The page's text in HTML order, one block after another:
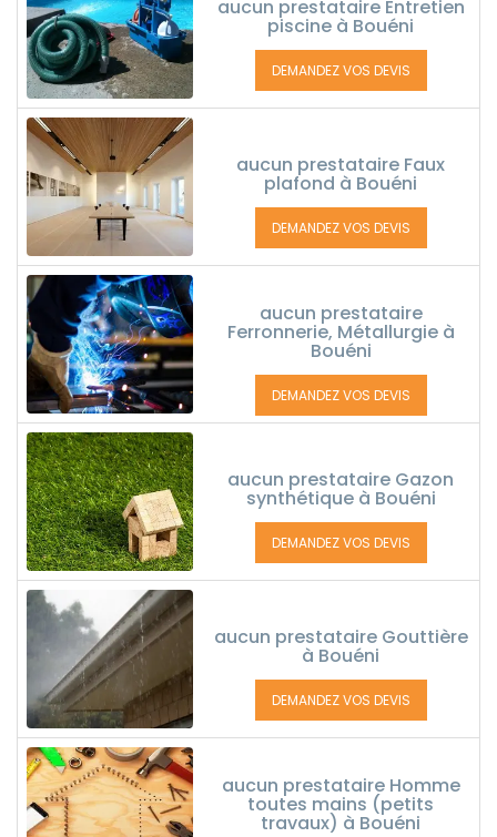
aucun prestataire Entretien
piscine à Bouéni
DEMANDEZ VOS DEVIS
aucun prestataire Faux
plafond à Bouéni
DEMANDEZ VOS DEVIS
aucun prestataire
Ferronnerie, Métallurgie à
Bouéni
DEMANDEZ VOS DEVIS
aucun prestataire Gazon
synthétique à Bouéni
DEMANDEZ VOS DEVIS
aucun prestataire Gouttière
à Bouéni
DEMANDEZ VOS DEVIS
aucun prestataire Homme
toutes mains (petits
travaux) à Bouéni